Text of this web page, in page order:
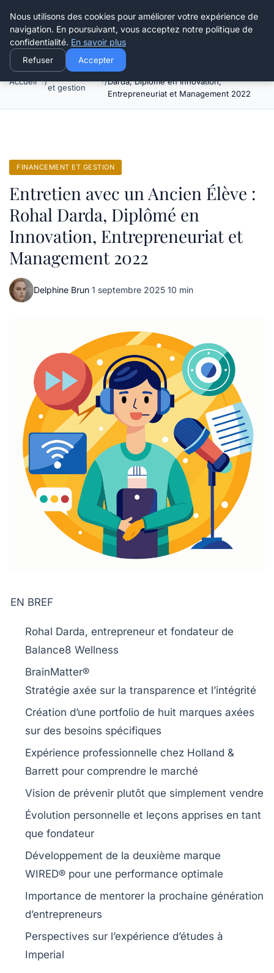
Henry Panky
Accueil
et gestion
Entretien avec un Ancien Élève : Rohal
Darda, Diplômé en Innovation,
Entrepreneuriat et Management 2022
FINANCEMENT ET GESTION
Entretien avec un Ancien Élève :
Rohal Darda, Diplômé en
Innovation, Entrepreneuriat et
Management 2022
Delphine Brun·1 septembre 2025·10 min
EN BREF
Rohal Darda, entrepreneur et fondateur de
Balance8 Wellness
BrainMatter®
Stratégie axée sur la transparence et l’intégrité
Création d’une portfolio de huit marques axées
sur des besoins spécifiques
Expérience professionnelle chez Holland &
Barrett pour comprendre le marché
Vision de prévenir plutôt que simplement vendre
Évolution personnelle et leçons apprises en tant
que fondateur
Développement de la deuxième marque
WIRED® pour une performance optimale
Importance de mentorer la prochaine génération
d’entrepreneurs
Perspectives sur l’expérience d’études à
Imperial
Nous utilisons des cookies pour améliorer votre expérience de
navigation. En poursuivant, vous acceptez notre politique de
confidentialité. En savoir plus
Refuser Accepter